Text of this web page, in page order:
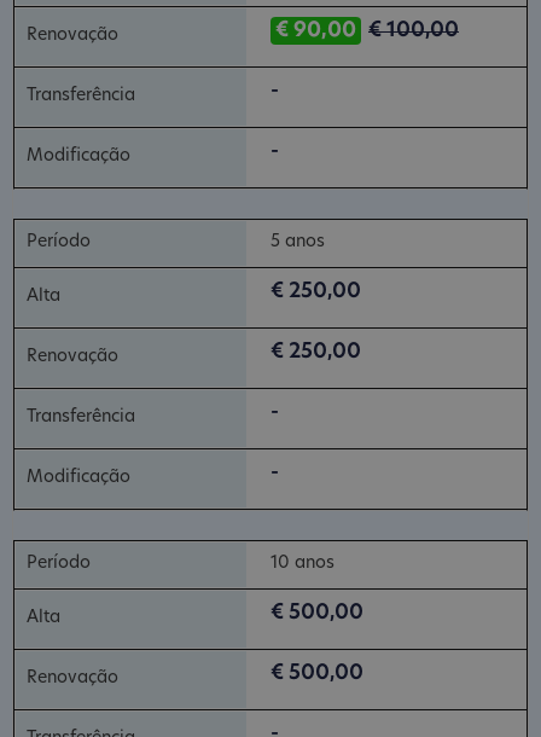
€ 90,00 € 100,00
-
-
5 anos
€ 250,00
€ 250,00
-
-
10 anos
€ 500,00
€ 500,00